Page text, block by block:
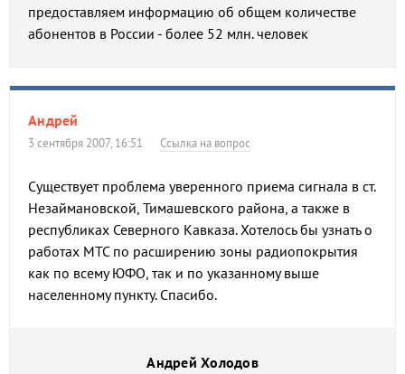
предоставляем информацию об общем количестве
абонентов в России - более 52 млн. человек
Андрей
3 сентября 2007, 16:51 Ссылка на вопрос
Существует проблема уверенного приема сигнала в ст.
Незаймановской, Тимашевского района, а также в
республиках Северного Кавказа. Хотелось бы узнать о
работах МТС по расширению зоны радиопокрытия
как по всему ЮФО, так и по указанному выше
населенному пункту. Спасибо.
Андрей Холодов